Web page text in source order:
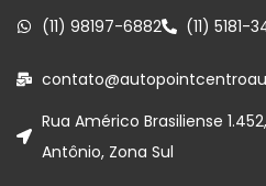
(11) 98197-6882 (11) 5181-
Rua Américo Brasiliense
Antônio, Zona Sul